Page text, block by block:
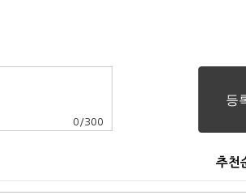
0 /300
추천